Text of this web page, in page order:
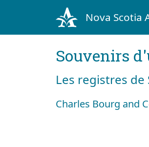
Nova Scotia
Souvenirs
Les registres de
Charles Bourg and